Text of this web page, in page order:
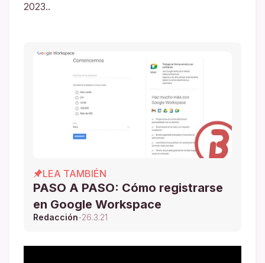
2023..
LEA TAMBIÉN
PASO A PASO: Cómo registrarse
en Google Workspace
Redacción-26.3.21